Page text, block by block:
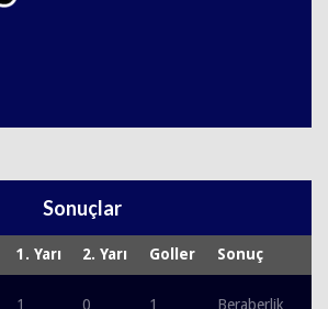
Sonuçlar
1. Yarı 2. Yarı Goller Sonuç
1 0 1 Beraberlik